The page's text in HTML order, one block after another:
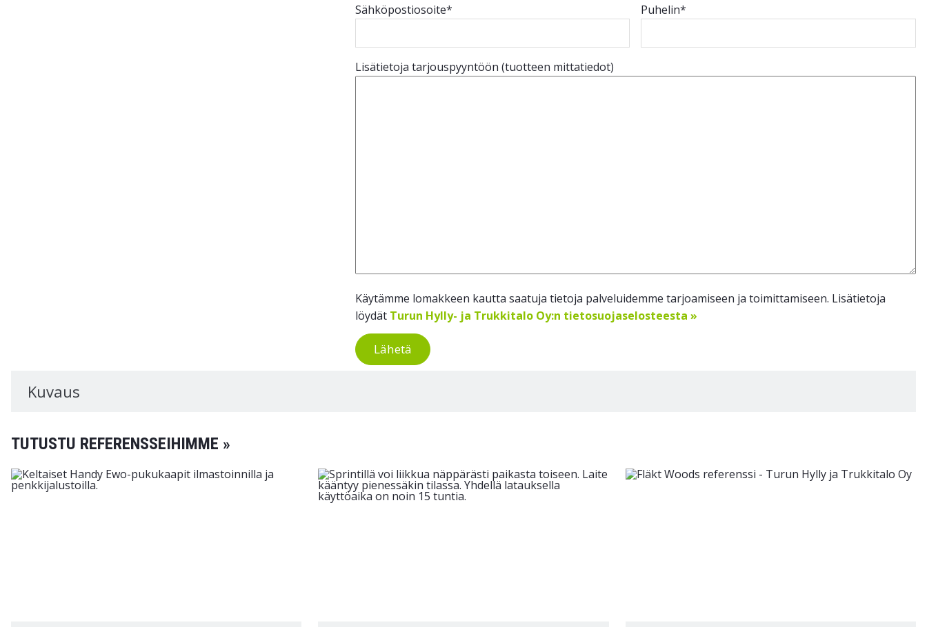
Sähköpostiosoite* Puhelin*
Lisätietoja tarjouspyyntöön (tuotteen mittatiedot)
Käytämme lomakkeen kautta saatuja tietoja palveluidemme tarjoamiseen ja toimittamiseen. Lisätietoja
löydät Turun Hylly- ja Trukkitalo Oy:n tietosuojaselosteesta »
Lähetä
Kuvaus
TUTUSTU REFERENSSEIHIMME »